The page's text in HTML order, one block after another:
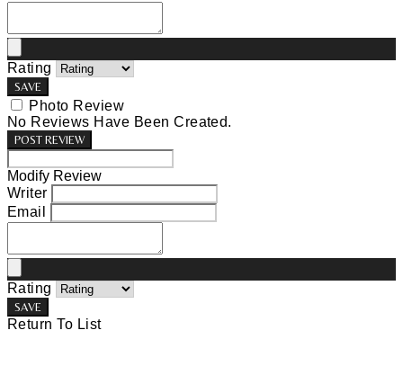
Rating
SAVE
Photo Review
No Reviews Have Been Created.
POST REVIEW
Modify Review
Writer
Email
Rating
SAVE
Return To List